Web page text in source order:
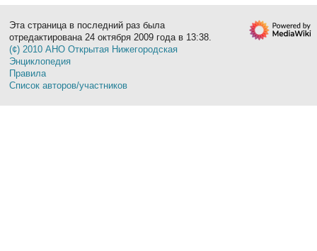
Эта страница в последний раз была
отредактирована 24 октября 2009 года в 13:38.
(¢) 2010 АНО Открытая Нижегородская
Энциклопедия
Правила
Список авторов/участников